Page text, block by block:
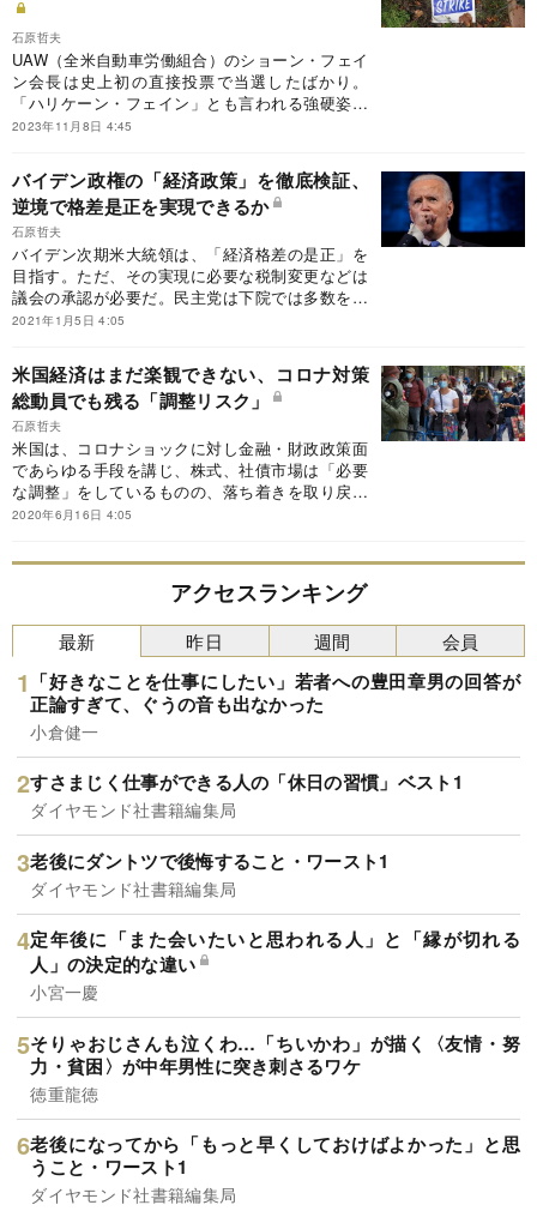
石原哲夫
UAW（全米自動車労働組合）のショーン・フェイ
ン会長は史上初の直接投票で当選したばかり。
「ハリケーン・フェイン」とも言われる強硬姿勢
でビッグ3との労使交渉に臨み、3社と仮合意し
の大統領選挙にまで影響を与えそうだ。
2023年11月8日 4:45
バイデン政権の「経済政策」を徹底検証、
逆境で格差是正を実現できるか
石原哲夫
バイデン次期米大統領は、「経済格差の是正」を
目指す。ただ、その実現に必要な税制変更などは
議会の承認が必要だ。民主党は下院では多数を維
持するものの、上院では多数を確保できない見通
める連邦裁判所も実現への障害となる。議会の承
認を経ることなく行使できる大統領令などを通じ
て、政策の実現を目指すことになるが、その道の
りは平たんなものではない。
2021年1月5日 4:05
米国経済はまだ楽観できない、コロナ対策
総動員でも残る「調整リスク」
石原哲夫
米国は、コロナショックに対し金融・財政政策面
であらゆる手段を講じ、株式、社債市場は「必要
な調整」をしているものの、落ち着きを取り戻し
た。ただ、足元の雇用、消費は悪化し続けてお
イルスと共存しつつ進める経済活動再開のペース
2020年6月16日 4:05
アクセスランキング
最新
「好きなことを仕事にしたい」若者への豊田章男の回答が
正論すぎて、ぐうの音も出なかった
小倉健一
すさまじく仕事ができる人の「休日の習慣」ベスト1
ダイヤモンド社書籍編集局
老後にダントツで後悔すること・ワースト1
ダイヤモンド社書籍編集局
定年後に「また会いたいと思われる人」と「縁が切れる
人」の決定的な違い
小宮一慶
そりゃおじさんも泣くわ…「ちいかわ」が描く〈友情・努
力・貧困〉が中年男性に突き刺さるワケ
徳重龍徳
老後になってから「もっと早くしておけばよかった」と思
うこと・ワースト1
ダイヤモンド社書籍編集局
昨日 週間 会員